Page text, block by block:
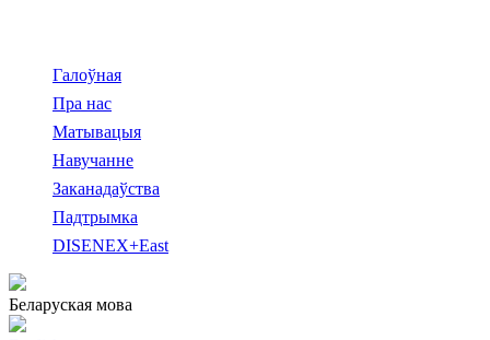
Галоўная
Пра нас
Матывацыя
Навучанне
Заканадаўства
Падтрымка
DISENEX+East
Беларуская мова